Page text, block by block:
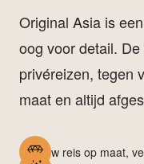
Original Asia is
oog voor detail.
privéreizen, tegen
maat en altijd
Uw reis op maat,